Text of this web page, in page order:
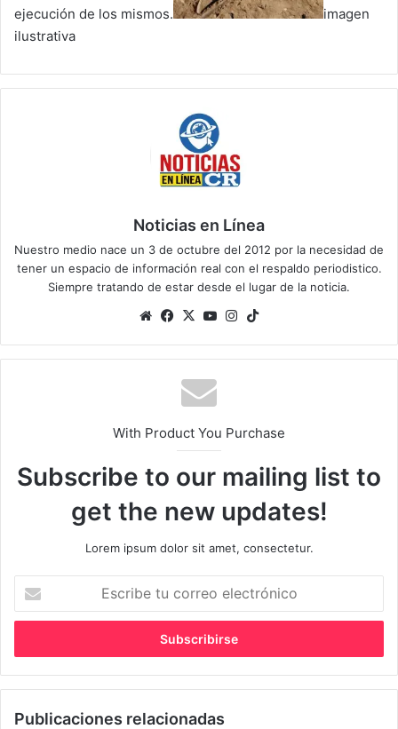
ejecución de los mismos.
imagen
ilustrativa
Noticias en Línea
Nuestro medio nace un 3 de octubre del 2012 por la necesidad de
tener un espacio de información real con el respaldo periodistico.
Siempre tratando de estar desde el lugar de la noticia.
SitioFacebook
X YouTubeInstagram
With Product You Purchase
Subscribe to our mailing list to
get the new updates!
Lorem ipsum dolor sit amet, consectetur.
correo
Publicaciones relacionadas